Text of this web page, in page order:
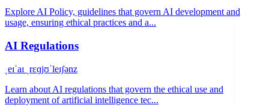
Explore AI Policy, guidelines that govern AI development and
usage, ensuring ethical practices and a...
AI Regulations
ˌeɪˈaɪ ˌrɛɡjʊˈleɪʃənz
Learn about AI regulations that govern the ethical use and
deployment of artificial intelligence tec...